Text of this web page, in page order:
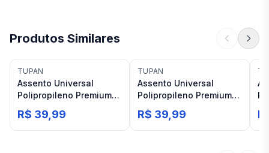
Produtos Similares
TUPAN
Assento Universal
Polipropileno Premium
Convencional Branco
Tupan
R$ 39,99
TUPAN
Assento Universal
Polipropileno Premium
Convencional Creme
Tupan
R$ 39,99